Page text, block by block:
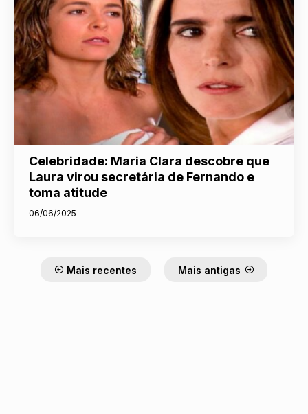
Celebridade: Maria Clara descobre que
Laura virou secretária de Fernando e
toma atitude
06/06/2025
Mais recentes Mais antigas